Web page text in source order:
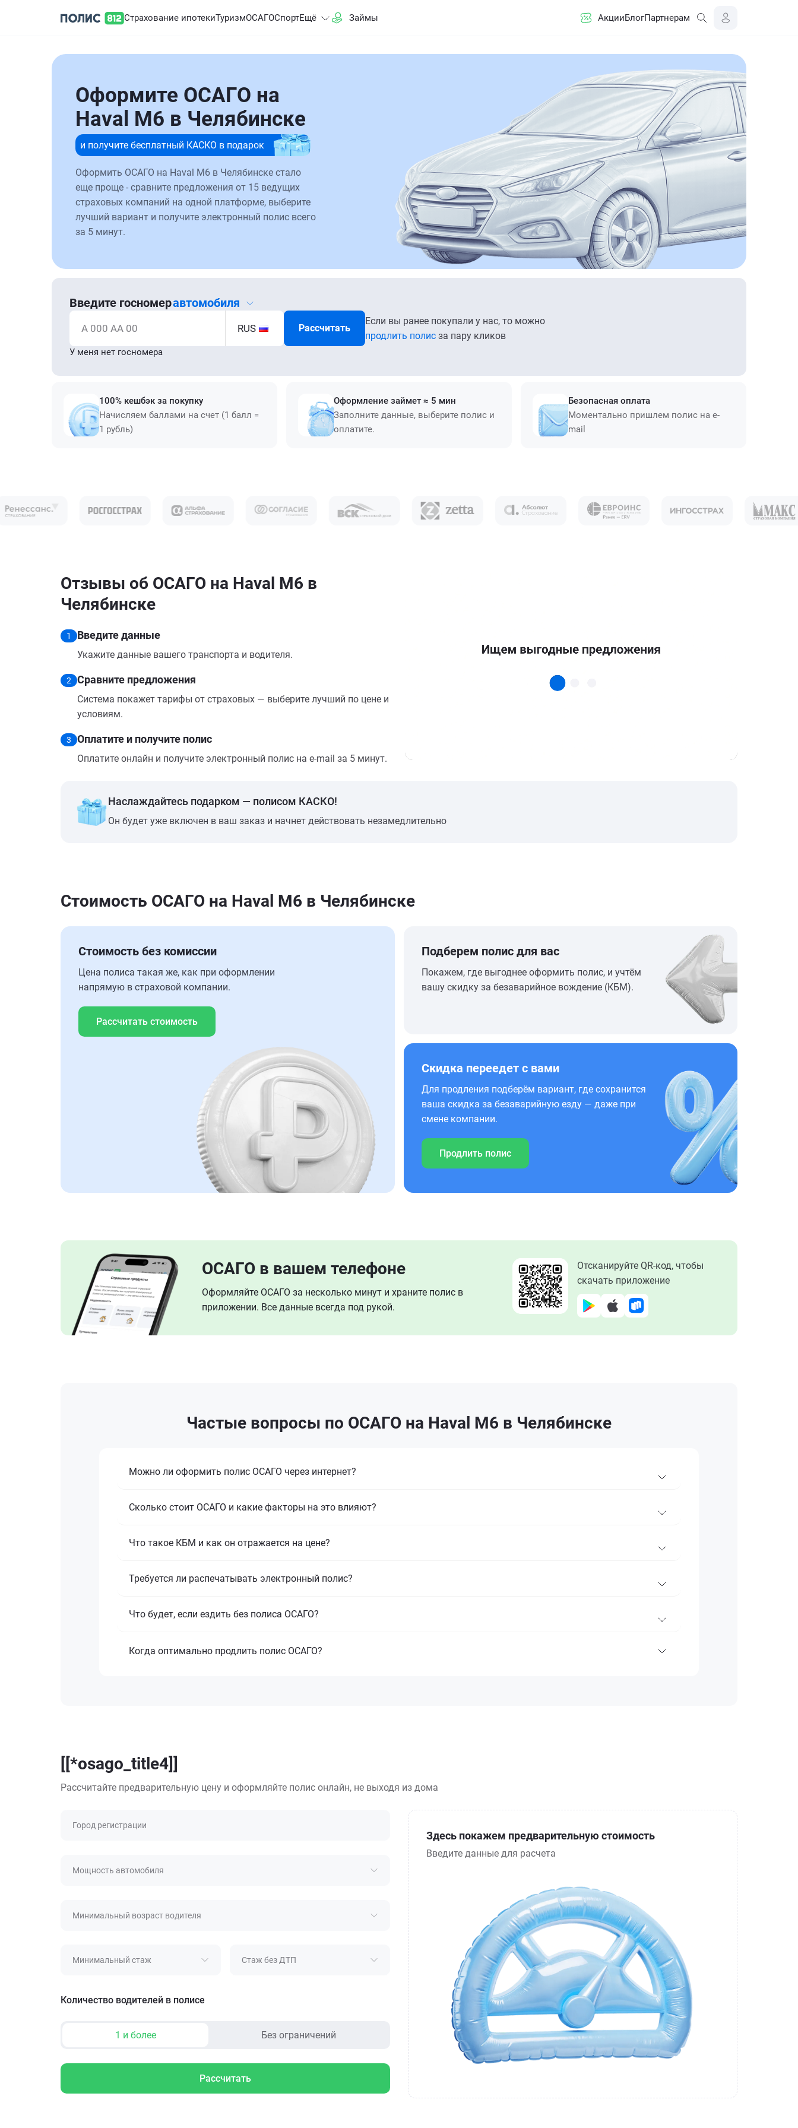
Страхование ипотекиТуризмОСАГОСпортЕщё Займы АкцииБлогПартнерам
Оформите ОСАГО на
Haval M6 в Челябинске
и получите бесплатный КАСКО в подарок
Оформить ОСАГО на Haval M6 в Челябинске стало
еще проще - сравните предложения от 15 ведущих
страховых компаний на одной платформе, выберите
лучший вариант и получите электронный полис всего
за 5 минут.
Введите госномеравтомобиля
А 000 АА 00 RUS Рассчитать
Если вы ранее покупали у нас, то можно
продлить полис за пару кликов
У меня нет госномера
100% кешбэк за покупку
Начисляем баллами на счет (1 балл =
1 рубль)
Оформление займет ≈ 5 мин
Заполните данные, выберите полис и
оплатите.
Безопасная оплата
Моментально пришлем полис на e-
mail
Отзывы об ОСАГО на Haval M6 в
Челябинске
1 Введите данные
Укажите данные вашего транспорта и водителя.
2 Сравните предложения
Система покажет тарифы от страховых — выберите лучший по цене и
условиям.
3 Оплатите и получите полис
Оплатите онлайн и получите электронный полис на e-mail за 5 минут.
Наслаждайтесь подарком — полисом КАСКО!
Он будет уже включен в ваш заказ и начнет действовать незамедлительно
Стоимость ОСАГО на Haval M6 в Челябинске
Стоимость без комиссии
Цена полиса такая же, как при оформлении
напрямую в страховой компании.
Рассчитать стоимость
Подберем полис для вас
Покажем, где выгоднее оформить полис, и учтём
вашу скидку за безаварийное вождение (КБМ).
Скидка переедет с вами
Для продления подберём вариант, где сохранится
ваша скидка за безаварийную езду — даже при
смене компании.
Продлить полис
ОСАГО в вашем телефоне
Оформляйте ОСАГО за несколько минут и храните полис в
приложении. Все данные всегда под рукой.
Отсканируйте QR-код, чтобы
скачать приложение
Частые вопросы по ОСАГО на Haval M6 в Челябинске
Можно ли оформить полис ОСАГО через интернет?
Сколько стоит ОСАГО и какие факторы на это влияют?
Что такое КБМ и как он отражается на цене?
Требуется ли распечатывать электронный полис?
Что будет, если ездить без полиса ОСАГО?
Когда оптимально продлить полис ОСАГО?
[[*osago_title4]]
Рассчитайте предварительную цену и оформляйте полис онлайн, не выходя из дома
Город регистрации
Мощность автомобиля
Минимальный возраст водителя
Минимальный стаж Стаж без ДТП
Количество водителей в полисе
1 и более Без ограничений
Рассчитать
Здесь покажем предварительную стоимость
Введите данные для расчета